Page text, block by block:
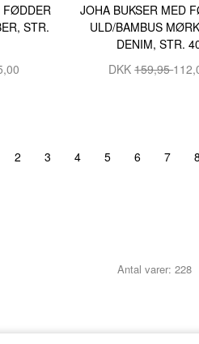
FØDDER
STR.
JOHA BUKSER MED
ULD/BAMBUS
DENIM, STR.
DKK159,95
2 3 4 5 6 7 8
Antal varer: 228